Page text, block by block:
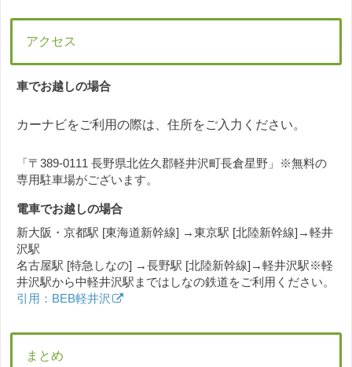
アクセス
車でお越しの場合
カーナビをご利用の際は、住所をご入力ください。
「〒389-0111 長野県北佐久郡軽井沢町長倉星野」※無料の
専用駐車場がございます。
電車でお越しの場合
新大阪・京都駅 [東海道新幹線] →東京駅 [北陸新幹線]→軽井
沢駅
名古屋駅 [特急しなの] →長野駅 [北陸新幹線]→軽井沢駅※軽
井沢駅から中軽井沢駅まではしなの鉄道をご利用ください。
引用：BEB軽井沢
まとめ